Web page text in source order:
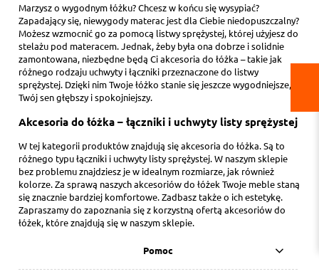
Marzysz o wygodnym łóżku? Chcesz w końcu się wysypiać?
Zapadający się, niewygody materac jest dla Ciebie niedopuszczalny?
Możesz wzmocnić go za pomocą listwy sprężystej, której użyjesz do
stelażu pod materacem. Jednak, żeby była ona dobrze i solidnie
zamontowana, niezbędne będą Ci akcesoria do łóżka – takie jak
różnego rodzaju uchwyty i łączniki przeznaczone do listwy
sprężystej. Dzięki nim Twoje łóżko stanie się jeszcze wygodniejsze, a
Twój sen głębszy i spokojniejszy.
Akcesoria do łóżka – łączniki i uchwyty listy sprężystej
W tej kategorii produktów znajdują się akcesoria do łóżka. Są to
różnego typu łączniki i uchwyty listy sprężystej. W naszym sklepie
bez problemu znajdziesz je w idealnym rozmiarze, jak również
kolorze. Za sprawą naszych akcesoriów do łóżek Twoje meble staną
się znacznie bardziej komfortowe. Zadbasz także o ich estetykę.
Zapraszamy do zapoznania się z korzystną ofertą akcesoriów do
łóżek, które znajdują się w naszym sklepie.
Pomoc